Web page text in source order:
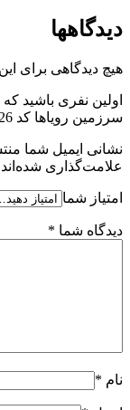
دیدگاهها
هیچ دیدگاهی برای
اولین نفری باشید
سرزمین رویاها کد 1826”
نشانی ایمیل شما
علامت‌گذاری شده‌اند
امتیاز شما
دیدگاه شما *
نام *